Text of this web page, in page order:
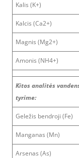
Kalis (K+)
Kalcis (Ca2+)
Magnis (Mg2+)
Amonis (NH4+)
Kitos analitės
tyrime:
Geležis bendroji (Fe)
Manganas (Mn)
Arsenas (As)